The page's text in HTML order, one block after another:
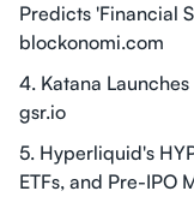
Predicts 'Financial
blockonomi.com
4. Katana
gsr.io
5. Hyperliquid's
ETFs, and Pre-IPO